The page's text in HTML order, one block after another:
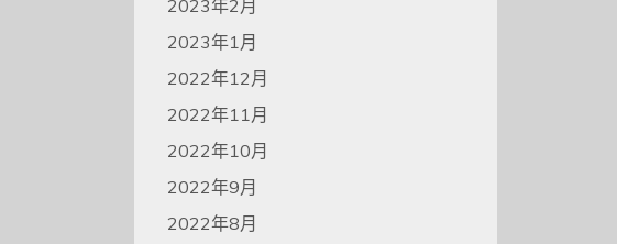
2023年2月
2023年1月
2022年12月
2022年11月
2022年10月
2022年9月
2022年8月